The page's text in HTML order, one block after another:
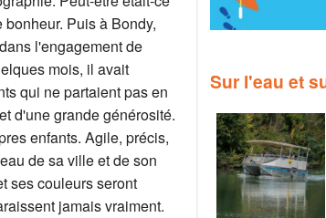
Puis à Bondy,
l'engagement de
mois, il avait
qui ne partaient pas en
d'une grande générosité.
enfants. Agile, précis,
de sa ville et de son
ses couleurs seront
jamais vraiment.
Sur l'eau et